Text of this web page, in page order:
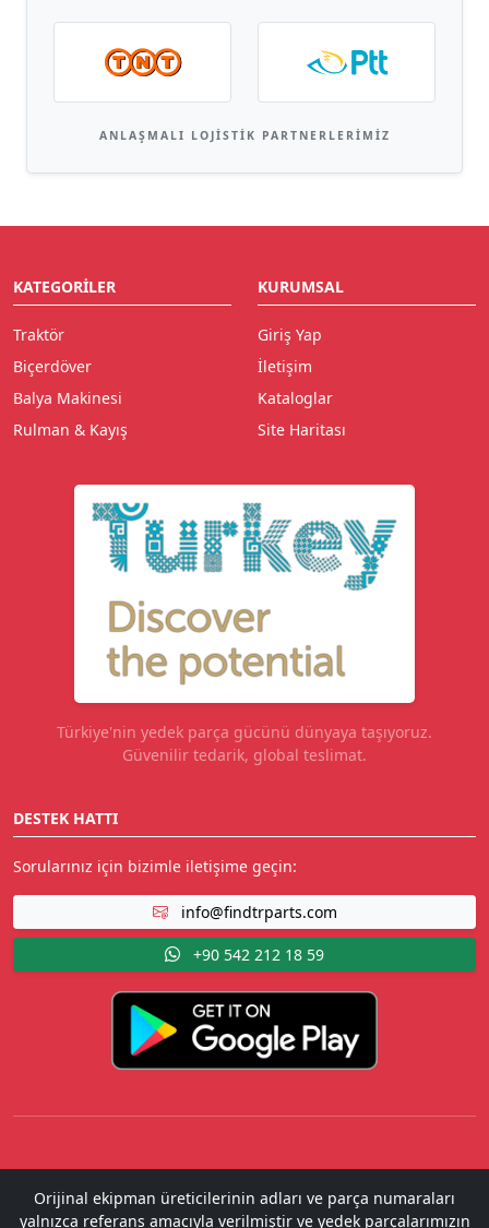
ANLAŞMALI LOJISTIK PARTNERLERIMIZ
KATEGORILER
Traktör
Biçerdöver
Balya Makinesi
Rulman & Kayış
KURUMSAL
Giriş Yap
İletişim
Kataloglar
Site Haritası
Türkiye'nin yedek parça gücünü dünyaya taşıyoruz.
Güvenilir tedarik, global teslimat.
DESTEK HATTI
Sorularınız için bizimle iletişime geçin:
info@findtrparts.com
+90 542 212 18 59
Orijinal ekipman üreticilerinin adları ve parça numaraları
yalnızca referans amacıyla verilmiştir ve yedek parçalarımızın